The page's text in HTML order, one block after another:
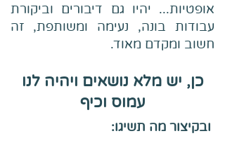
אופטיות... יהיו גם דיבורים וביקורת
עבודות בונה, נעימה ומשותפת, זה
חשוב ומקדם מאוד.
כן, יש מלא נושאים ויהיה לנו
עמוס וכיף
ובקיצור מה תשיגו: